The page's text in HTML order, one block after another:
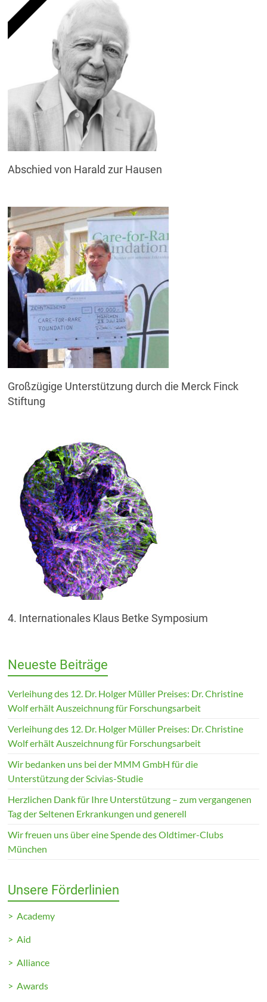
Abschied von Harald zur Hausen
Großzügige Unterstützung durch die Merck Finck
Stiftung
4. Internationales Klaus Betke Symposium
Neueste Beiträge
Verleihung des 12. Dr. Holger Müller Preises: Dr. Christine
Wolf erhält Auszeichnung für Forschungsarbeit
Verleihung des 12. Dr. Holger Müller Preises: Dr. Christine
Wolf erhält Auszeichnung für Forschungsarbeit
Wir bedanken uns bei der MMM GmbH für die
Unterstützung der Scivias-Studie
Herzlichen Dank für Ihre Unterstützung – zum vergangenen
Tag der Seltenen Erkrankungen und generell
Wir freuen uns über eine Spende des Oldtimer-Clubs
München
Unsere Förderlinien
> Academy
> Aid
> Alliance
> Awards